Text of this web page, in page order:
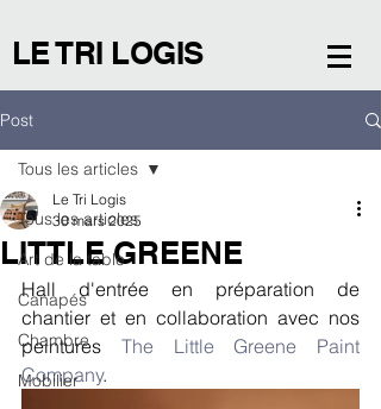
LE TRI LOGIS
Post
Tous les articles
Art de la table
Canapés
Chambre
Mobilier
Tous les articles
LITTLE GREENE
Le Tri Logis
30 mars 2025
Hall d'entrée en préparation de
chantier et en collaboration avec nos
peintures The Little Greene Paint
Company.